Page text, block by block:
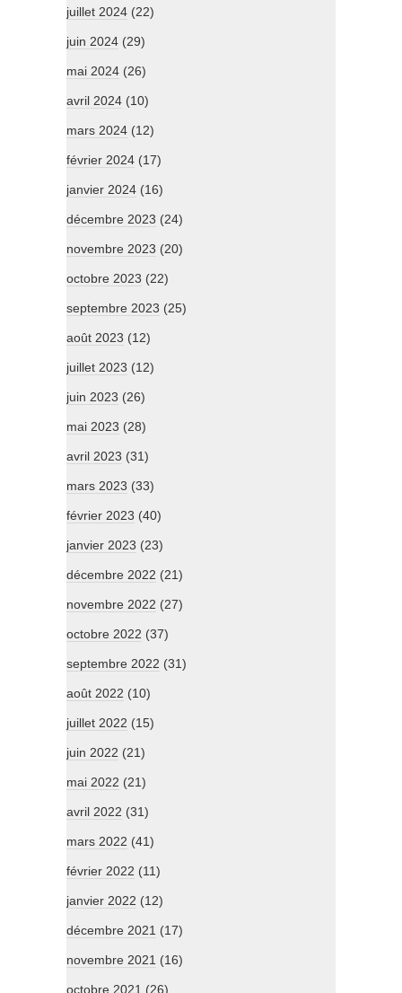
juillet 2024 (22)
juin 2024 (29)
mai 2024 (26)
avril 2024 (10)
mars 2024 (12)
février 2024 (17)
janvier 2024 (16)
décembre 2023 (24)
novembre 2023 (20)
octobre 2023 (22)
septembre 2023 (25)
août 2023 (12)
juillet 2023 (12)
juin 2023 (26)
mai 2023 (28)
avril 2023 (31)
mars 2023 (33)
février 2023 (40)
janvier 2023 (23)
décembre 2022 (21)
novembre 2022 (27)
octobre 2022 (37)
septembre 2022 (31)
août 2022 (10)
juillet 2022 (15)
juin 2022 (21)
mai 2022 (21)
avril 2022 (31)
mars 2022 (41)
février 2022 (11)
janvier 2022 (12)
décembre 2021 (17)
novembre 2021 (16)
octobre 2021 (26)